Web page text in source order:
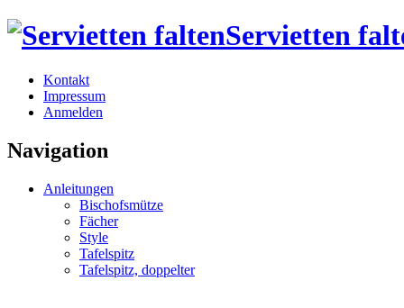
Servietten
Kontakt
Impressum
Anmelden
Navigation
Anleitungen
Bischofsmütze
Fächer
Style
Tafelspitz
Tafelspitz, doppelter